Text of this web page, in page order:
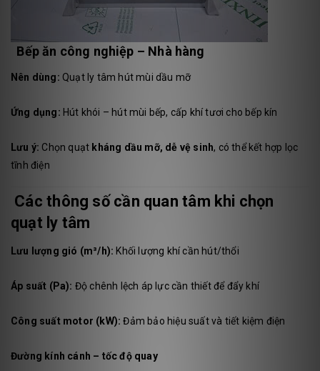
Bếp ăn công nghiệp – Nhà hàng
Nên dùng: Quạt ly tâm hút mùi dầu mỡ
Ứng dụng: Hút khói – hút mùi bếp, cấp khí tươi cho bếp kín
Lưu ý: Chọn quạt kháng dầu mỡ, dễ vệ sinh, có thể kết hợp lọc
tĩnh điện
Các thông số cần quan tâm khi chọn
quạt ly tâm
Lưu lượng gió (m³/h): Khối lượng khí cần hút/thổi
Áp suất (Pa): Độ chênh lệch áp lực cần thiết để đẩy khí
Công suất motor (kW): Đảm bảo hiệu suất và tiết kiệm điện
Đường kính cánh – tốc độ quay